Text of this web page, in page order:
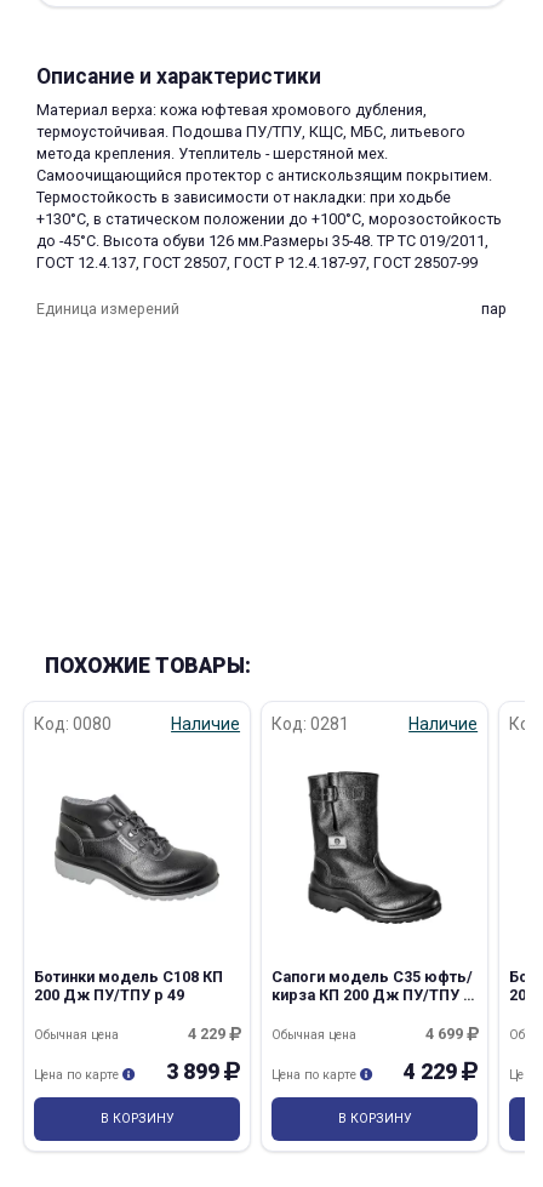
Описание и характеристики
Материал верха: кожа юфтевая хромового дубления,
термоустойчивая. Подошва ПУ/ТПУ, КЩС, МБС, литьевого
метода крепления. Утеплитель - шерстяной мех.
Самоочищающийся протектор с антискользящим покрытием.
Термостойкость в зависимости от накладки: при ходьбе
+130°С, в статическом положении до +100°С, морозостойкость
до -45°С. Высота обуви 126 мм.Размеры 35-48. ТР ТС 019/2011,
ГОСТ 12.4.137, ГОСТ 28507, ГОСТ Р 12.4.187-97, ГОСТ 28507-99
Единица измерений пар
ПОХОЖИЕ ТОВАРЫ:
Код: 0080 Наличие
Ботинки модель С108 КП
200 Дж ПУ/ТПУ р 49
4 229
Обычная цена
3 899
Цена по карте
В КОРЗИНУ
Код: 0281 Наличие
Сапоги модель С35 юфть/
кирза КП 200 Дж ПУ/ТПУ р
4 699
Обычная цена
4 229
Цена по карте
В КОРЗИНУ
Цена
раз в 2 недели